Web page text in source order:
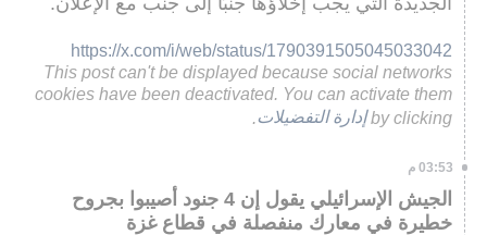
https://x.com/i/web/status/1790391505045033042
This post can't be displayed because social networks
cookies have been deactivated. You can activate them
by clicking إدارة التفضيلات
03:53 م
الجيش الإسرائيلي يقول إن 4 جنود أصيبوا بجروح
خطيرة في معارك منفصلة في قطاع غزة